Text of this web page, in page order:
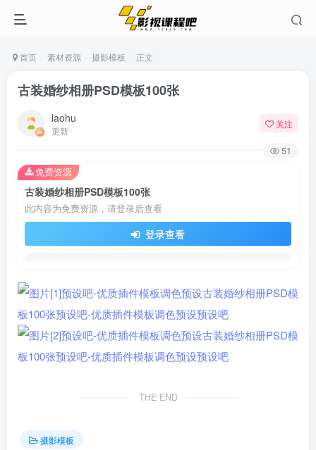
首页 素材资源 摄影模板 正文
古装婚纱相册PSD模板100张
laohu
更新
关注
51
古装婚纱相册PSD模板100张
此内容为免费资源，请登录后查看
登录查看
免费资源
THE END
摄影模板